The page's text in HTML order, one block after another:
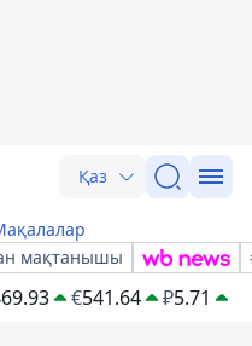
Қаз
мақтанышы
€541.64 ₽5.71